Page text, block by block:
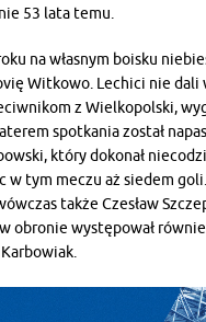
53 lata temu.
na własnym boisku
Witkowo. Lechici nie dali
z Wielkopolski,
spotkania został
który dokonał
w tym meczu aż siedem
także Czesław
obronie występował